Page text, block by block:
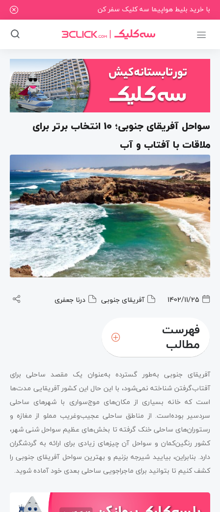
با خرید بلیط هواپیما سه کلیک سفر کن
سواحل آفریقای جنوبی؛ 10 انتخاب برتر برای
ملاقات با آفتاب و آب
1402/11/25 آفریقای جنوبی درنا جعفری
فهرست
مطالب
آفریقای جنوبی به‌طور گسترده به‌عنوان یک مقصد ساحلی برای
آفتاب‌گرفتن شناخته نمی‌شود، با این حال این کشور آفریقایی مدت‌ها
است که خانه‌ بسیاری از مکان‌های موج‌سواری با شهرهای ساحلی
سردسیر بوده‌است. از مناطق ساحلی عجیب‌وغریب مملو از مغازه‌ و
رستوران‌های ساحلی خنک گرفته تا بخش‌های عظیم سواحل شنی شهر،
کشور رنگین‌کمان و سواحل آن چیزهای زیادی برای ارائه به گردشگران
دارد. بنابراین، بیایید شیرجه بزنیم و بهترین سواحل آفریقای جنوبی را
کشف کنیم تا بتوانید برای ماجراجویی ساحلی بعدی خود آماده شوید.